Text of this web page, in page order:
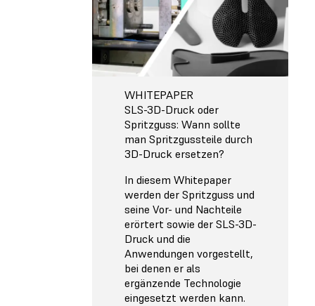
WHITEPAPER
SLS-3D-Druck oder
Spritzguss: Wann sollte
man Spritzgussteile durch
3D-Druck ersetzen?
In diesem Whitepaper
werden der Spritzguss und
seine Vor- und Nachteile
erörtert sowie der SLS-3D-
Druck und die
Anwendungen vorgestellt,
bei denen er als
ergänzende Technologie
eingesetzt werden kann.